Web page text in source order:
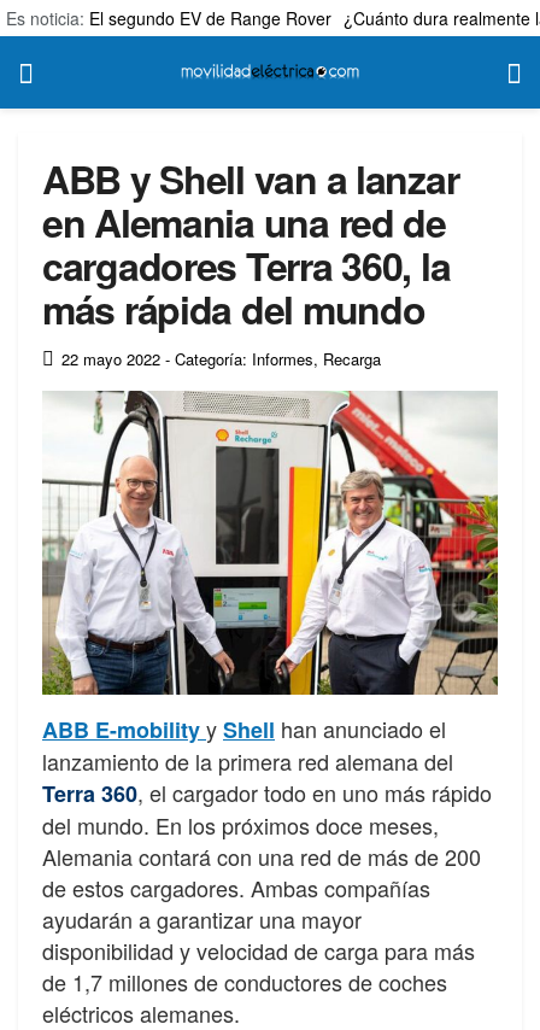
Es noticia: El segundo EV de Range Rover ¿Cuánto dura realmente
ABB y Shell van a lanzar
en Alemania una red de
cargadores Terra 360, la
más rápida del mundo
22 mayo 2022 - Categoría: Informes, Recarga
ABB E-mobilityyShell han anunciado el
lanzamiento de la primera red alemana del
Terra 360, el cargador todo en uno más rápido
del mundo. En los próximos doce meses,
Alemania contará con una red de más de 200
de estos cargadores. Ambas compañías
ayudarán a garantizar una mayor
disponibilidad y velocidad de carga para más
de 1,7 millones de conductores de coches
eléctricos alemanes.